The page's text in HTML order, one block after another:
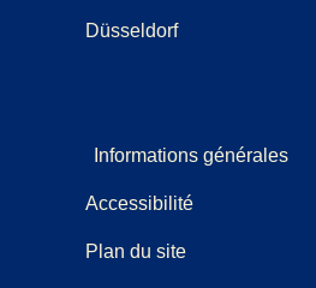
Düsseldorf
Informations générales
Accessibilité
Plan du site